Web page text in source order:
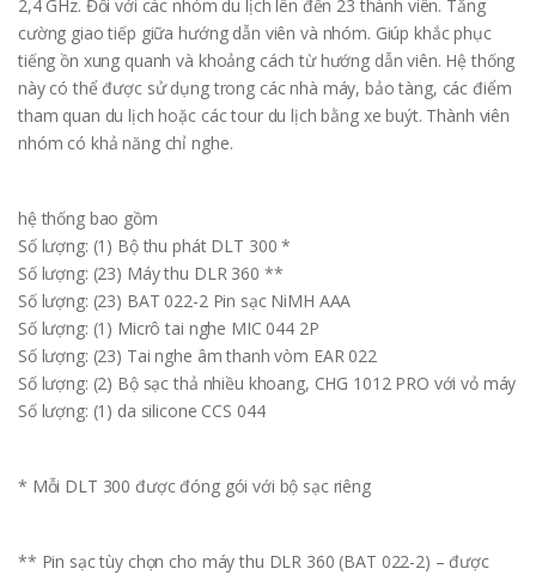
2,4 GHz. Đối với các nhóm du lịch lên đến 23 thành viên. Tăng
cường giao tiếp giữa hướng dẫn viên và nhóm. Giúp khắc phục
tiếng ồn xung quanh và khoảng cách từ hướng dẫn viên. Hệ thống
này có thể được sử dụng trong các nhà máy, bảo tàng, các điểm
tham quan du lịch hoặc các tour du lịch bằng xe buýt. Thành viên
nhóm có khả năng chỉ nghe.
hệ thống bao gồm
Số lượng: (1) Bộ thu phát DLT 300 *
Số lượng: (23) Máy thu DLR 360 **
Số lượng: (23) BAT 022-2 Pin sạc NiMH AAA
Số lượng: (1) Micrô tai nghe MIC 044 2P
Số lượng: (23) Tai nghe âm thanh vòm EAR 022
Số lượng: (2) Bộ sạc thả nhiều khoang, CHG 1012 PRO với vỏ máy
Số lượng: (1) da silicone CCS 044
* Mỗi DLT 300 được đóng gói với bộ sạc riêng
** Pin sạc tùy chọn cho máy thu DLR 360 (BAT 022-2) – được